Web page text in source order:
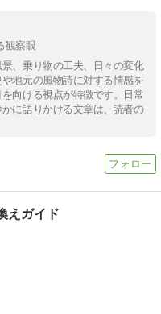
観察眼
、乗り物の工夫、日々の変化
地元の風物詩に対する情感を
向ける視点が特徴です。日常
に語りかける文章は、読者の
えガイド